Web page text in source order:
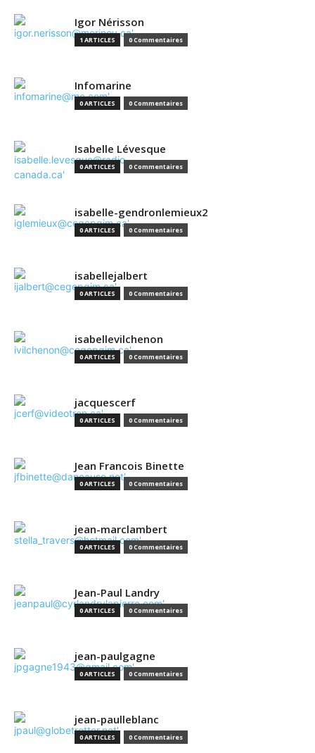
Igor Nérisson
1 ARTICLES 0 Commentaires
Infomarine
0 ARTICLES 0 Commentaires
Isabelle Lévesque
0 ARTICLES 0 Commentaires
isabelle-gendronlemieux2
0 ARTICLES 0 Commentaires
isabellejalbert
0 ARTICLES 0 Commentaires
isabellevilchenon
0 ARTICLES 0 Commentaires
jacquescerf
0 ARTICLES 0 Commentaires
Jean Francois Binette
0 ARTICLES 0 Commentaires
jean-marclambert
0 ARTICLES 0 Commentaires
Jean-Paul Landry
0 ARTICLES 0 Commentaires
jean-paulgagne
0 ARTICLES 0 Commentaires
jean-paulleblanc
0 ARTICLES 0 Commentaires